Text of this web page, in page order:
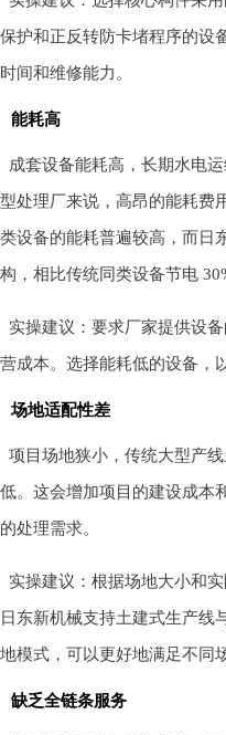
保护和正反转防卡堵程序的设
时间和维修能力。
能耗高
成套设备能耗高，长期水电
型处理厂来说，高昂的能耗费
类设备的能耗普遍较高，而日
构，相比传统同类设备节电
实操建议：要求厂家提供设
营成本。选择能耗低的设备，
场地适配性差
项目场地狭小，传统大型产
低。这会增加项目的建设成本
的处理需求。
实操建议：根据场地大小和
日东新机械支持土建式生产线
地模式，可以更好地满足不同
缺乏全链条服务